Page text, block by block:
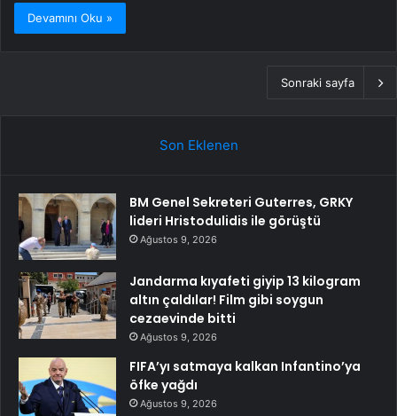
Devamını Oku »
Sonraki sayfa
Son Eklenen
BM Genel Sekreteri Guterres, GRKY
lideri Hristodulidis ile görüştü
Ağustos 9, 2026
Jandarma kıyafeti giyip 13 kilogram
altın çaldılar! Film gibi soygun
cezaevinde bitti
Ağustos 9, 2026
FIFA’yı satmaya kalkan Infantino’ya
öfke yağdı
Ağustos 9, 2026